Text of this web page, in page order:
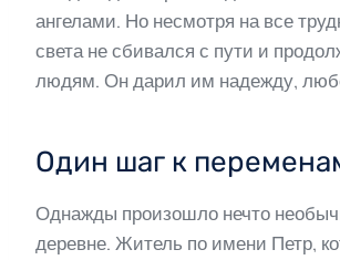
ангелами. Но несмотря на все
света не сбивался с пути и
людям. Он дарил им надежду,
Один шаг к
Однажды произошло нечто
деревне. Житель по имени Петр,